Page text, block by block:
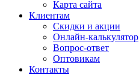
Карта сайта
Клиентам
Скидки и акции
Онлайн-калькулятор
Вопрос-ответ
Оптовикам
Контакты